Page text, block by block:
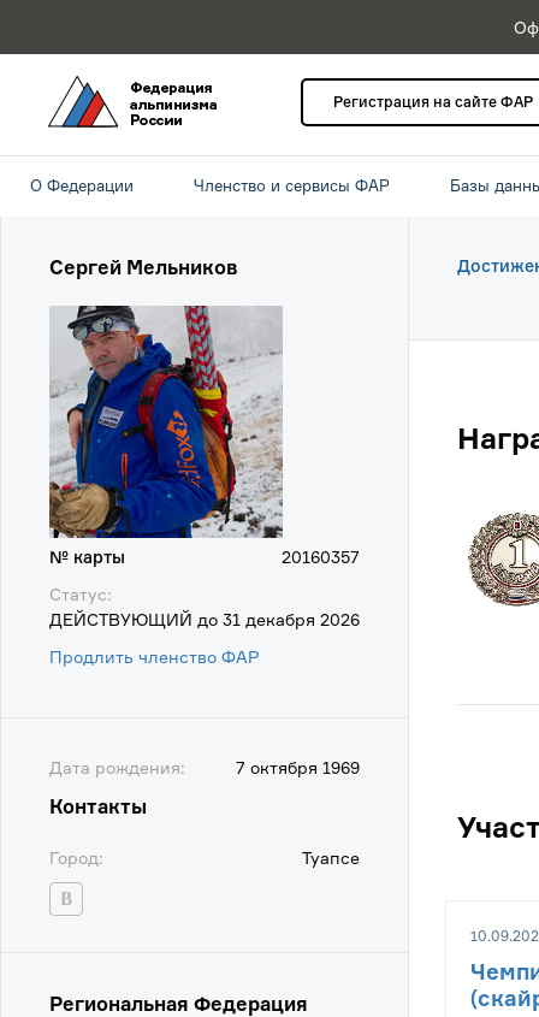
Регистрация на сайте ФАР
О Федерации Членство и сервисы ФАР Базы
Сергей Мельников
№ карты
20160357
Статус:
ДЕЙСТВУЮЩИЙ до 31 декабря 2026
Продлить членство ФАР
Дата рождения: 7 октября 1969
Контакты
Город: Туапсе
Региональная Федерация